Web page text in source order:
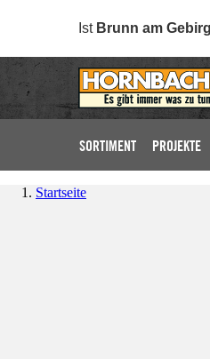
Ist Brunn am
SORTIMENT PROJEKTE
Startseite